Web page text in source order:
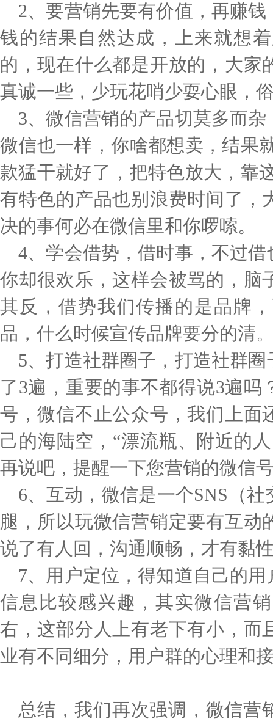
2、要营销先要有价值，再赚
钱的结果自然达成，上来就想
的，现在什么都是开放的，大家
真诚一些，少玩花哨少耍心眼，
3、微信营销的产品切莫多而
微信也一样，你啥都想卖，结果
款猛干就好了，把特色放大，靠
有特色的产品也别浪费时间了，
决的事何必在微信里和你啰嗦。
4、学会借势，借时事，不过
你却很欢乐，这样会被骂的，脑
其反，借势我们传播的是品牌
品，什么时候宣传品牌要分的清
5、打造社群圈子，打造社群
了3遍，重要的事不都得说3遍
号，微信不止公众号，我们上面
己的海陆空，“漂流瓶、附近的
再说吧，提醒一下您营销的微信
6、互动，微信是一个SNS（
腿，所以玩微信营销定要有互动
说了有人回，沟通顺畅，才有黏
7、用户定位，得知道自己的
信息比较感兴趣，其实微信营
右，这部分人上有老下有小，而
业有不同细分，用户群的心理和
总结，我们再次强调，微信营